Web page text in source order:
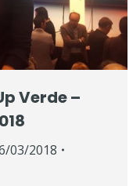
Verde –
03/2018